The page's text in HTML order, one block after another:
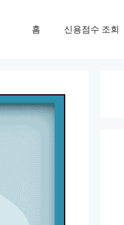
홈 신용점수 조회